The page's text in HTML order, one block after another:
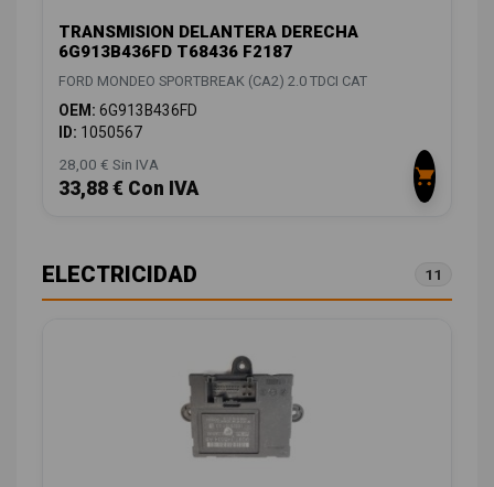
TRANSMISION DELANTERA DERECHA
6G913B436FD T68436 F2187
FORD MONDEO SPORTBREAK (CA2) 2.0 TDCI CAT
OEM: 6G913B436FD
ID: 1050567
28,00 € Sin IVA
33,88 € Con IVA
ELECTRICIDAD 11